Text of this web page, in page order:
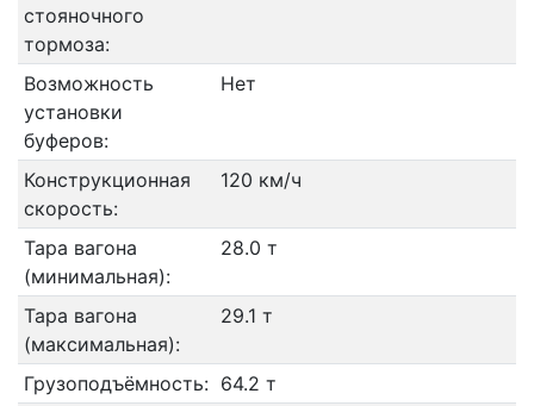
стояночного
тормоза:
Возможность
установки
буферов:
Нет
Конструкционная
скорость:
120 км/ч
Тара вагона
(минимальная):
28.0 т
Тара вагона
(максимальная):
29.1 т
Грузоподъёмность: 64.2 т